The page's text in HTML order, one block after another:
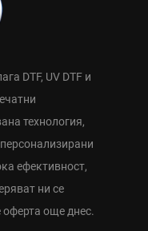
DTF, UV DTF и
технология,
ефективност,
ни се
оферта още днес.